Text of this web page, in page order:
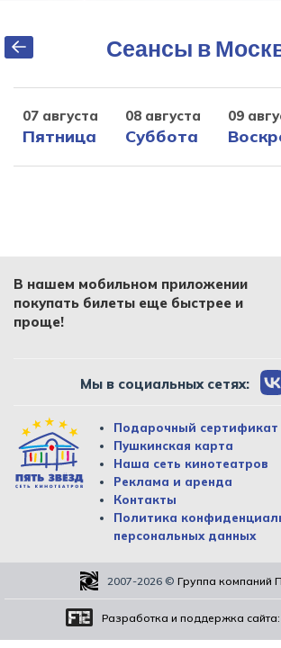
Сеансы в
07 августа
Пятница
08 августа
Суббота
09
В нашем мобильном приложении
покупать билеты еще быстрее и
проще!
Мы в социальных сетях:
Подарочный сертификат
Пушкинская карта
Наша сеть кинотеатров
Реклама и аренда
Контакты
Политика
персональных данных
2007-2026 © Группа компаний
Разработка и поддержка сайта: